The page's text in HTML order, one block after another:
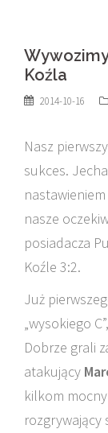
Koźla
2014-10-16
Nasz
sukces.
nasze
posiadacza
Koźle 3:2.
Już
„wysokiego
Dobrze grali
atakujący
kilkom
rozgrywający